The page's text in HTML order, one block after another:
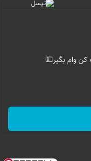
کن وام بگیر💵